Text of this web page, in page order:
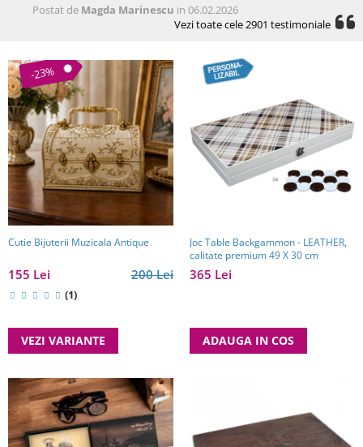
Postat de Magda Marinescu in 06.02.2026
Vezi toate cele 2901 testimoniale
-23%
Cutie Bijuterii Muzicala Antique
200 Lei
155 Lei
(1)
VEZI VARIANTE
Joc Table Backgammon - LEATHER,
calitate premium 49 X 30 cm
365 Lei
ADAUGA IN COS